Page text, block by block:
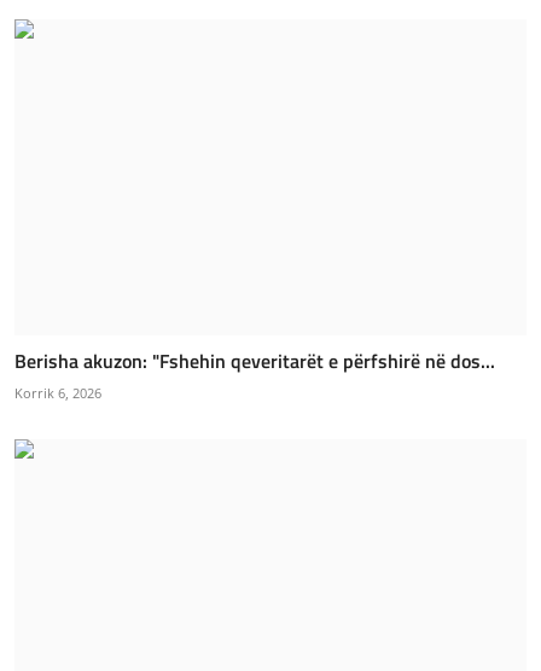
Berisha akuzon: "Fshehin qeveritarët e përfshirë në dos...
Korrik 6, 2026